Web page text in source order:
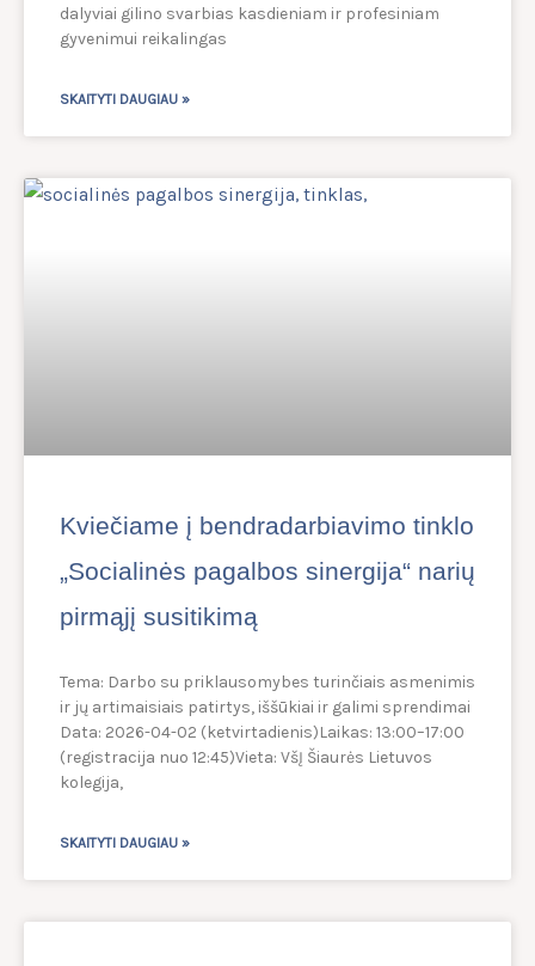
dalyviai gilino svarbias kasdieniam ir profesiniam
gyvenimui reikalingas
SKAITYTI DAUGIAU »
Kviečiame į bendradarbiavimo tinklo
„Socialinės pagalbos sinergija“ narių
pirmąjį susitikimą
Tema: Darbo su priklausomybes turinčiais asmenimis
ir jų artimaisiais patirtys, iššūkiai ir galimi sprendimai
Data: 2026-04-02 (ketvirtadienis)Laikas: 13:00–17:00
(registracija nuo 12:45)Vieta: VšĮ Šiaurės Lietuvos
kolegija,
SKAITYTI DAUGIAU »